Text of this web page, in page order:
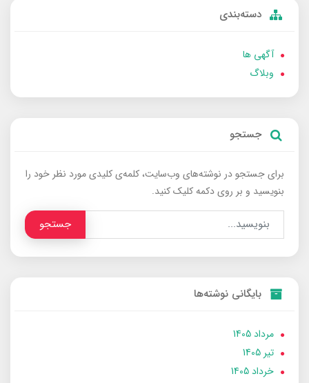
دسته‌بندی
آگهی ها
وبلاگ
جستجو
برای جستجو در نوشته‌های وب‌سایت، کلمه‌ی کلیدی مورد نظر خود را
بنویسید و بر روی دکمه کلیک کنید.
جستجو
بایگانی نوشته‌ها
مرداد 1405
تير 1405
خرداد 1405